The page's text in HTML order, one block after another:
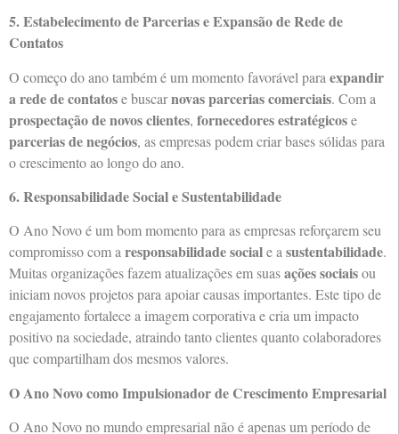
5. Estabelecimento de Parcerias e Expansão de Rede de
Contatos
O começo do ano também é um momento favorável para expandir
a rede de contatose buscarnovas parcerias comerciais. Com a
prospectação de novos clientes, fornecedores estratégicose
parcerias de negócios, as empresas podem criar bases sólidas para
o crescimento ao longo do ano.
6. Responsabilidade Social e Sustentabilidade
O Ano Novo é um bom momento para as empresas reforçarem seu
compromisso com aresponsabilidade sociale asustentabilidade.
Muitas organizações fazem atualizações em suasações sociaisou
iniciam novos projetos para apoiar causas importantes. Este tipo de
engajamento fortalece a imagem corporativa e cria um impacto
positivo na sociedade, atraindo tanto clientes quanto colaboradores
que compartilham dos mesmos valores.
O Ano Novo como Impulsionador de Crescimento Empresarial
O Ano Novo no mundo empresarial não é apenas um período de